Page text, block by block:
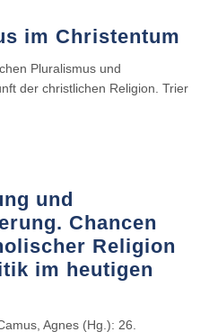
im Christentum
Pluralismus und
der christlichen Religion. Trier
und
Chancen
Religion
im heutigen
Agnes (Hg.): 26.